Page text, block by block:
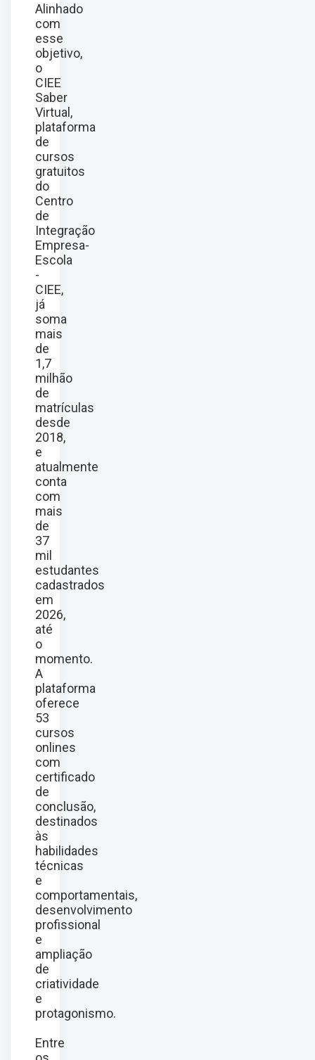
Alinhado
com
esse
objetivo,
o
CIEE
Saber
Virtual,
plataforma
de
cursos
gratuitos
do
Centro
de
Integração
Empresa-
Escola
-
CIEE,
já
soma
mais
de
1,7
milhão
de
matrículas
desde
2018,
e
atualmente
conta
com
mais
de
37
mil
estudantes
cadastrados
em
2026,
até
o
momento.
A
plataforma
oferece
53
cursos
onlines
com
certificado
de
conclusão,
destinados
às
habilidades
técnicas
e
comportamentais,
desenvolvimento
profissional
e
ampliação
de
criatividade
e
protagonismo.
Entre